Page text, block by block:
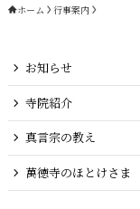
ホーム 行事案内
お知らせ
寺院紹介
真言宗の教え
萬徳寺のほとけさま